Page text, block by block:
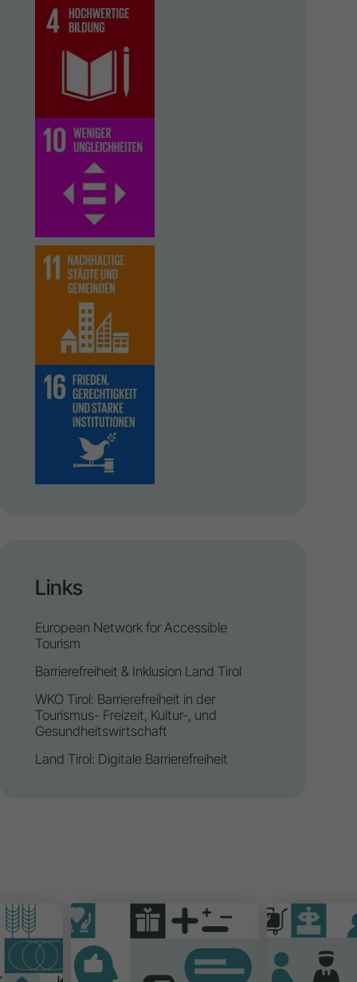
Links
European Network for Accessible
Tourism
Barrierefreiheit & Inklusion Land Tirol
WKO Tirol: Barrierefreiheit in der
Tourismus- Freizeit, Kultur-, und
Gesundheitswirtschaft
Land Tirol: Digitale Barrierefreiheit